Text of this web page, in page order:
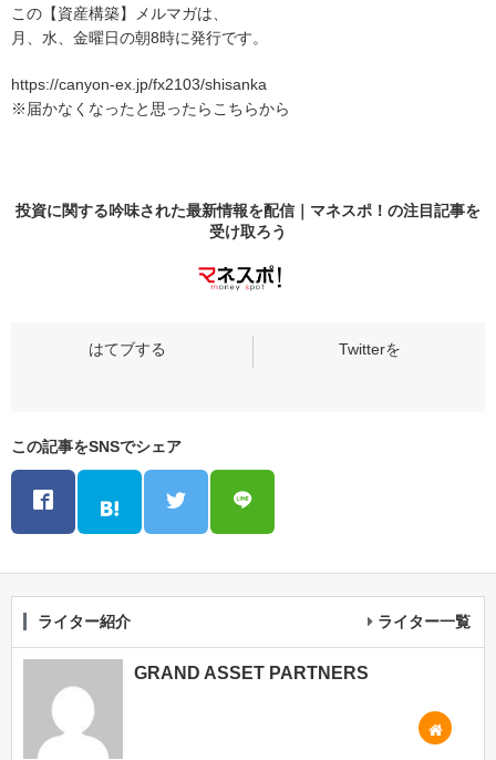
この【資産構築】メルマガは、
月、水、金曜日の朝8時に発行です。
https://canyon-ex.jp/fx2103/shisanka
※届かなくなったと思ったらこちらから
投資に関する吟味された最新情報を配信｜マネスポ！の注目記事を
受け取ろう
この記事をSNSでシェア
ライター紹介 ライター一覧
GRAND ASSET PARTNERS